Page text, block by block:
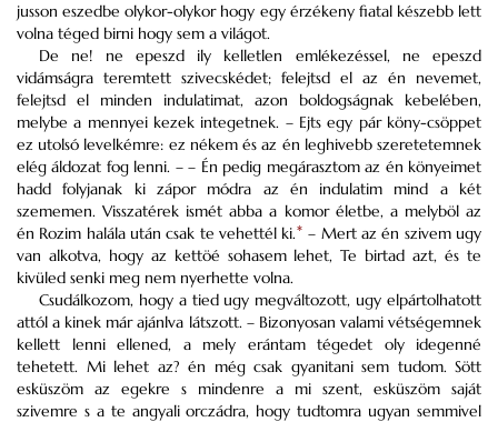
jusson eszedbe olykor-olykor hogy egy érzékeny fiatal készebb lett
volna téged birni hogy sem a világot.
De ne! ne epeszd ily kelletlen emlékezéssel, ne epeszd
vidámságra teremtett szivecskédet; felejtsd el az én nevemet,
felejtsd el minden indulatimat, azon boldogságnak kebelében,
melybe a mennyei kezek integetnek. – Ejts egy pár köny-csöppet
ez utolsó levelkémre: ez nékem és az én leghivebb szeretetemnek
elég áldozat fog lenni. – – Én pedig megárasztom az én könyeimet
hadd folyjanak ki zápor módra az én indulatim mind a két
szememen. Visszatérek ismét abba a komor életbe, a melyböl az
én Rozim halála után csak te vehettél ki.* – Mert az én szivem ugy
van alkotva, hogy az kettöé sohasem lehet, Te birtad azt, és te
kivüled senki meg nem nyerhette volna.
Csudálkozom, hogy a tied ugy megváltozott, ugy elpártolhatott
attól a kinek már ajánlva látszott. – Bizonyosan valami vétségemnek
kellett lenni ellened, a mely erántam tégedet oly idegenné
tehetett. Mi lehet az? én még csak gyanitani sem tudom. Sött
esküszöm az egekre s mindenre a mi szent, esküszöm saját
szivemre s a te angyali orczádra, hogy tudtomra ugyan semmivel